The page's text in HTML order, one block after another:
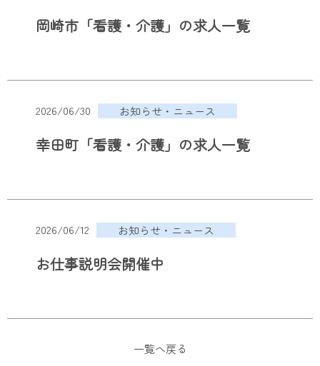
岡崎市「看護・介護」の求人一覧
2026/06/30 お知らせ・ニュース
幸田町「看護・介護」の求人一覧
2026/06/12 お知らせ・ニュース
お仕事説明会開催中
一覧へ戻る